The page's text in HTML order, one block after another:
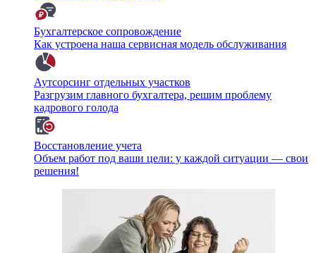
Бухгалтерское сопровождение
Как устроена наша сервисная модель обслуживания
Аутсорсинг отдельных участков
Разгрузим главного бухгалтера, решим проблему
кадрового голода
Восстановление учета
Объем работ под ваши цели: у каждой ситуации — свои
решения!